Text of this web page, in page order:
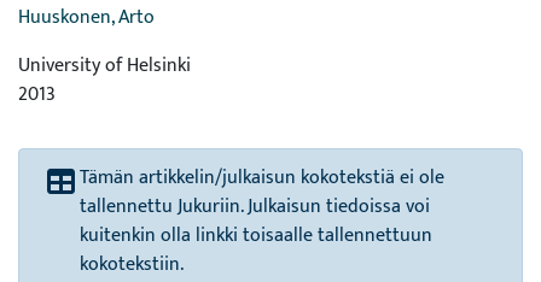
Huuskonen, Arto
University of Helsinki
2013
Tämän artikkelin/julkaisun kokotekstiä ei ole
tallennettu Jukuriin. Julkaisun tiedoissa voi
kuitenkin olla linkki toisaalle tallennettuun
kokotekstiin.